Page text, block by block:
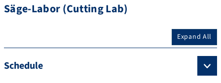
Säge-Labor (Cutting Lab)
Expand All
Schedule